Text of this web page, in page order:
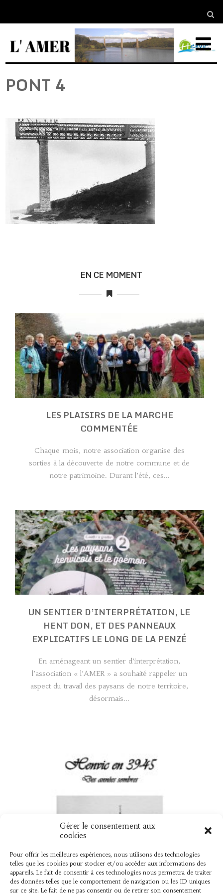
Gérer le consentement aux
cookies
Pour offrir les meilleures expériences, nous utilisons des technologies
telles que les cookies pour stocker et/ou accéder aux informations des
appareils. Le fait de consentir à ces technologies nous permettra de traiter
des données telles que le comportement de navigation ou les ID uniques
sur ce site. Le fait de ne pas consentir ou de retirer son consentement
PONT 4
EN CE MOMENT
LES PLAISIRS DE LA MARCHE
COMMENTÉE
Chaque mois, notre association organise des
sorties à la découverte de notre commune et de
notre patrimoine. Durant l’été, ces...
UN SENTIER D’INTERPRÉTATION, LE
HENT DON, ET DES PANNEAUX
EXPLICATIFS LE LONG DE LA PENZÉ
En aménageant un sentier d’interprétation,
l’association « l’AMER » a souhaité rappeler un
aspect du travail des paysans de notre territoire,
désormais...
UN NOUVEAU LIVRE « HENVIC EN 39
Vient de sortir L’association « L’AMER » vient de
publier un ouvrage élaboré par Bernard Le Mer,